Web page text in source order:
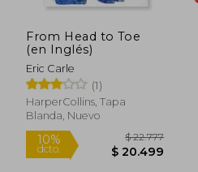
10%
dcto.
From Head to Toe
(en Inglés)
Eric Carle
(1)
HarperCollins, Tapa
Blanda, Nuevo